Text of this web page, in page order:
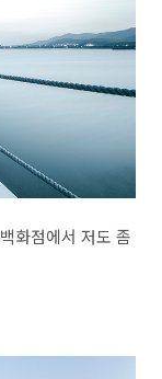
화점에서 저도 좀